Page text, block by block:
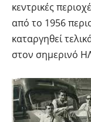
κεντρικές
από το 1956
καταργηθεί
στον σημερινό